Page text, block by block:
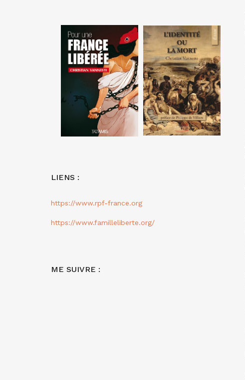
LIENS :
https://www.rpf-france.org
https://www.familleliberte.org/
ME SUIVRE :